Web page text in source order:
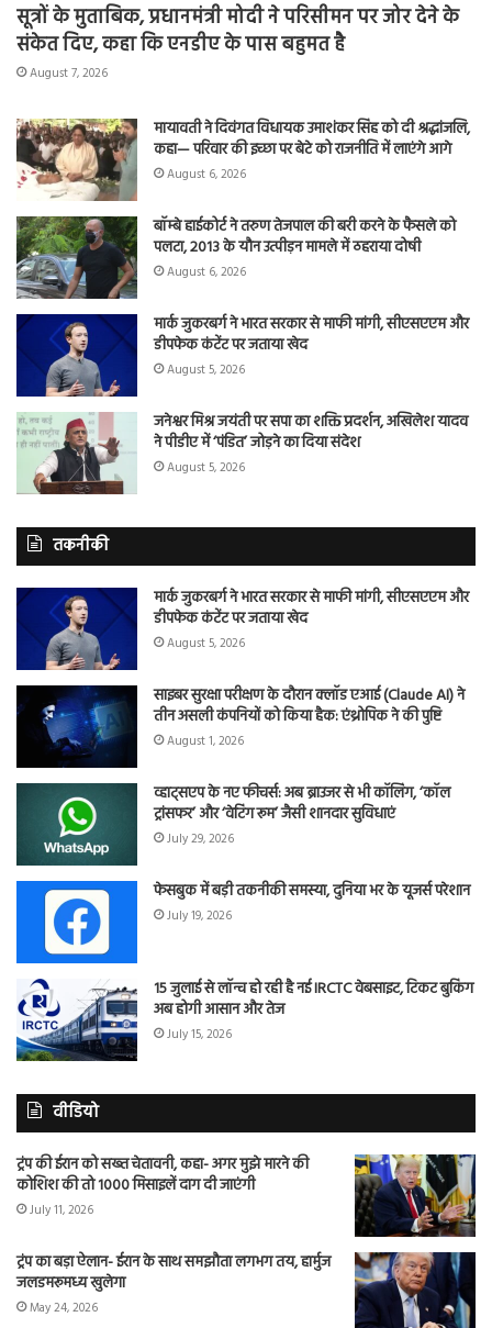
सूत्रों के मुताबिक, प्रधानमंत्री मोदी ने परिसीमन पर जोर देने के
संकेत दिए, कहा कि एनडीए के पास बहुमत है
August 7, 2026
मायावती ने दिवंगत विधायक उमाशंकर सिंह को दी श्रद्धांजलि,
कहा— परिवार की इच्छा पर बेटे को राजनीति में लाएंगे आगे
August 6, 2026
बॉम्बे हाईकोर्ट ने तरुण तेजपाल की बरी करने के फैसले को
पलटा, 2013 के यौन उत्पीड़न मामले में ठहराया दोषी
August 6, 2026
मार्क जुकरबर्ग ने भारत सरकार से माफी मांगी, सीएसएएम और
डीपफेक कंटेंट पर जताया खेद
August 5, 2026
जनेश्वर मिश्र जयंती पर सपा का शक्ति प्रदर्शन, अखिलेश यादव
ने पीडीए में ‘पंडित’ जोड़ने का दिया संदेश
August 5, 2026
तकनीकी
मार्क जुकरबर्ग ने भारत सरकार से माफी मांगी, सीएसएएम और
डीपफेक कंटेंट पर जताया खेद
August 5, 2026
साइबर सुरक्षा परीक्षण के दौरान क्लॉड एआई (Claude AI) ने
तीन असली कंपनियों को किया हैक: एंथ्रोपिक ने की पुष्टि
August 1, 2026
व्हाट्सएप के नए फीचर्स: अब ब्राउजर से भी कॉलिंग, ‘कॉल
ट्रांसफर’ और ‘वेटिंग रूम’ जैसी शानदार सुविधाएं
July 29, 2026
फेसबुक में बड़ी तकनीकी समस्या, दुनिया भर के यूजर्स परेशान
July 19, 2026
15 जुलाई से लॉन्च हो रही है नई IRCTC वेबसाइट, टिकट बुकिंग
अब होगी आसान और तेज
July 15, 2026
वीडियो
ट्रंप की ईरान को सख्त चेतावनी, कहा- अगर मुझे मारने की
कोशिश की तो 1000 मिसाइलें दाग दी जाएंगी
July 11, 2026
ट्रंप का बड़ा ऐलान- ईरान के साथ समझौता लगभग तय, हार्मुज
जलडमरूमध्य खुलेगा
May 24, 2026